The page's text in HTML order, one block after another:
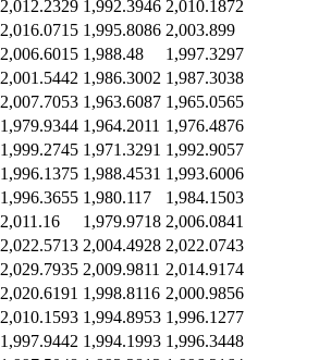
2,012.2329 1,992.3946 2,010.1872
2,016.0715 1,995.8086 2,003.899
2,006.6015 1,988.48
1,997.3297
2,001.5442 1,986.3002 1,987.3038
2,007.7053 1,963.6087 1,965.0565
1,979.9344 1,964.2011 1,976.4876
1,999.2745 1,971.3291 1,992.9057
1,996.1375 1,988.4531 1,993.6006
1,996.3655 1,980.117
1,984.1503
2,011.16 1,979.9718 2,006.0841
2,022.5713 2,004.4928 2,022.0743
2,029.7935 2,009.9811 2,014.9174
2,020.6191 1,998.8116 2,000.9856
2,010.1593 1,994.8953 1,996.1277
1,997.9442 1,994.1993 1,996.3448